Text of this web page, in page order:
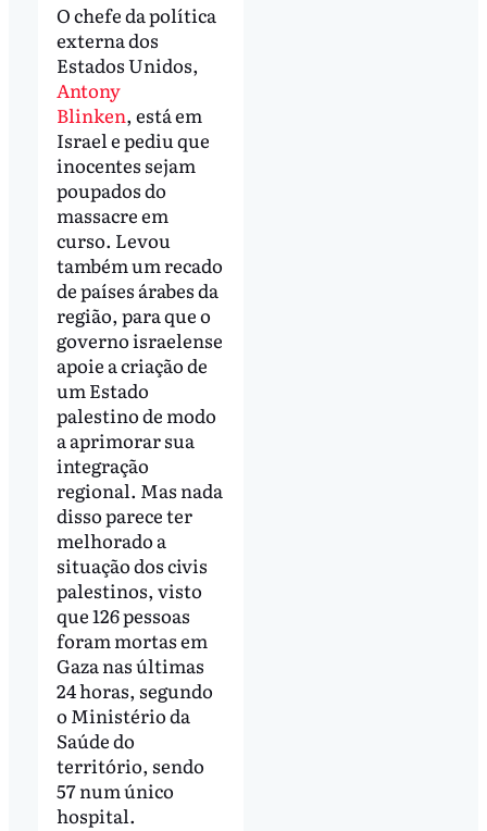
O chefe da política
externa dos
Estados Unidos,
Antony
Blinken, está em
Israel e pediu que
inocentes sejam
poupados do
massacre em
curso. Levou
também um recado
de países árabes da
região, para que o
governo israelense
apoie a criação de
um Estado
palestino de modo
a aprimorar sua
integração
regional. Mas nada
disso parece ter
melhorado a
situação dos civis
palestinos, visto
que 126 pessoas
foram mortas em
Gaza nas últimas
24 horas, segundo
o Ministério da
Saúde do
território, sendo
57 num único
hospital.